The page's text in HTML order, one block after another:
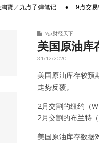
寶／九点子弹笔记 9点交
9点财经天下
美国原油库
31/12/2020
美国原油库存较预
走势反覆。
2月交割的纽约（
2月交割的布兰特
美国原油库存数据